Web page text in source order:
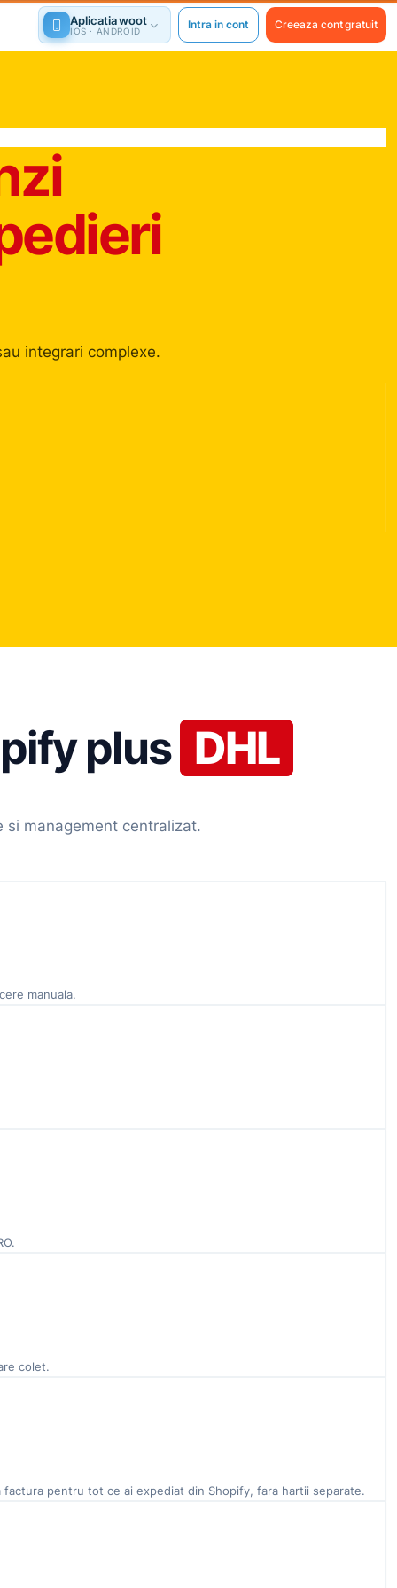
Aplicatia woot
IOS · ANDROID Intra in cont Creeaza cont gratuit
integrari complexe.
plus DHL
si management centralizat.
manuala.
colet.
pentru tot ce ai expediat din Shopify, fara hartii separate.